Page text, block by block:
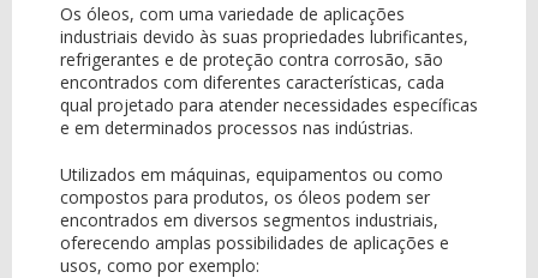
Os óleos, com uma variedade de aplicações
industriais devido às suas propriedades lubrificantes,
refrigerantes e de proteção contra corrosão, são
encontrados com diferentes características, cada
qual projetado para atender necessidades específicas
e em determinados processos nas indústrias.
Utilizados em máquinas, equipamentos ou como
compostos para produtos, os óleos podem ser
encontrados em diversos segmentos industriais,
oferecendo amplas possibilidades de aplicações e
usos, como por exemplo: